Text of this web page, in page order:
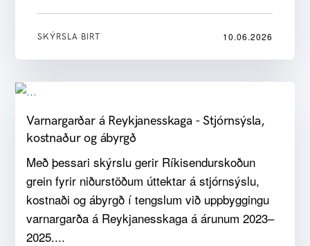
SKÝRSLA BIRT 10.06.2026
Varnargarðar á Reykjanesskaga - Stjórnsýsla,
kostnaður og ábyrgð
Með þessari skýrslu gerir Ríkisendurskoðun
grein fyrir niðurstöðum úttektar á stjórnsýslu,
kostnaði og ábyrgð í tengslum við uppbyggingu
varnargarða á Reykjanesskaga á árunum 2023–
2025....